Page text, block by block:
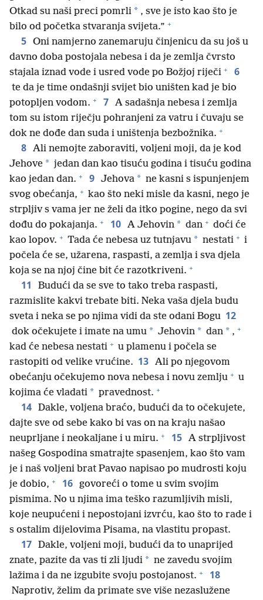
Otkad su naši preci pomrli * , sve je isto kao što je
bilo od početka stvaranja svijeta.” +
5 Oni namjerno zanemaruju činjenicu da su još u
davno doba postojala nebesa i da je zemlja čvrsto
stajala iznad vode i usred vode po Božjoj riječi + 6
te da je time ondašnji svijet bio uništen kad je bio
potopljen vodom. + 7 A sadašnja nebesa i zemlja
tom su istom riječju pohranjeni za vatru i čuvaju se
dok ne dođe dan suda i uništenja bezbožnika. +
8 Ali nemojte zaboraviti, voljeni moji, da je kod
Jehove * jedan dan kao tisuću godina i tisuću godina
kao jedan dan. + 9 Jehova * ne kasni s ispunjenjem
svog obećanja, + kao što neki misle da kasni, nego je
strpljiv s vama jer ne želi da itko pogine, nego da svi
dođu do pokajanja. + 10 A Jehovin * dan + doći će
kao lopov. + Tada će nebesa uz tutnjavu * nestati + i
počela će se, užarena, raspasti, a zemlja i sva djela
koja se na njoj čine bit će razotkriveni. +
11
Budući da se sve to tako treba raspasti,
razmislite kakvi trebate biti. Neka vaša djela budu
sveta i neka se po njima vidi da ste odani Bogu 12
dok očekujete i imate na umu * Jehovin * dan * , +
kad će nebesa nestati + u plamenu i počela se
rastopiti od velike vrućine. 13 Ali po njegovom
obećanju očekujemo nova nebesa i novu zemlju + u
kojima će vladati * pravednost. +
14 Dakle, voljena braćo, budući da to očekujete,
dajte sve od sebe kako bi vas on na kraju našao
neuprljane i neokaljane i u miru. + 15 A strpljivost
našeg Gospodina smatrajte spasenjem, kao što vam
je i naš voljeni brat Pavao napisao po mudrosti koju
je dobio, + 16 govoreći o tome u svim svojim
pismima. No u njima ima teško razumljivih misli,
koje neupućeni i nepostojani izvrću, kao što to rade i
s ostalim dijelovima Pisama, na vlastitu propast.
17 Dakle, voljeni moji, budući da to unaprijed
znate, pazite da vas ti zli ljudi * ne zavedu svojim
lažima i da ne izgubite svoju postojanost. + 18
Naprotiv, želim da primate sve više nezaslužene